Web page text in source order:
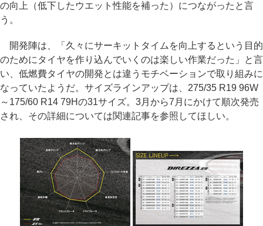
の向上（低下したウエット性能を補った）につながったと言
う。
開発陣は、「久々にサーキットタイムを向上するという目的
のためにタイヤを作り込んでいくのは楽しい作業だった」と言
い、低燃費タイヤの開発とは違うモチベーションで取り組みに
なっていたようだ。サイズラインアップは、275/35 R19 96W
～175/60 R14 79Hの31サイズ。3月から7月にかけて順次発売
され、その詳細については関連記事を参照してほしい。